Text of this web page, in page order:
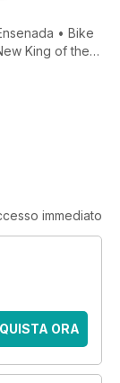
• Bike
King of the
Thing…
Gets Better
• Moto
CORE 25
Your Big Dog
immediato
ORA